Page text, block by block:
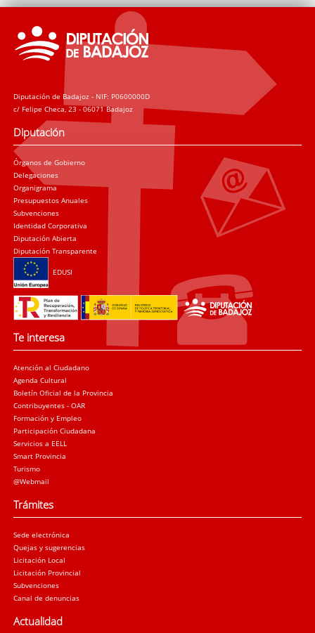
Diputación de Badajoz - NIF: P0600000D
c/ Felipe Checa, 23 - 06071 Badajoz
Diputación
Órganos de Gobierno
Delegaciones
Organigrama
Presupuestos Anuales
Subvenciones
Identidad Corporativa
Diputación Abierta
Diputación Transparente
EDUSI
Te interesa
Atención al Ciudadano
Agenda Cultural
Boletín Oficial de la Provincia
Contribuyentes - OAR
Formación y Empleo
Participación Ciudadana
Servicios a EELL
Smart Provincia
Turismo
@Webmail
Trámites
Sede electrónica
Quejas y sugerencias
Licitación Local
Licitación Provincial
Subvenciones
Canal de denuncias
Actualidad